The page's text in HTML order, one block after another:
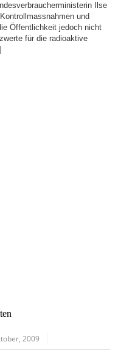
Ilse
und
Öffentlichkeit jedoch nicht
für die radioaktive
2009